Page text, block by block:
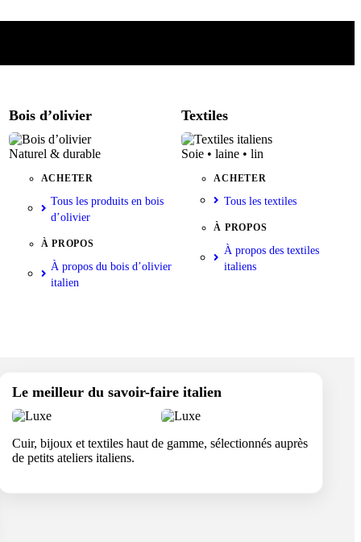
Bois d’olivier
Naturel & durable
ACHETER
Tous les produits en bois
d’olivier
À PROPOS
À propos du bois d’olivier
italien
Textiles
Soie • laine • lin
ACHETER
Tous les textiles
À PROPOS
À propos des textiles
italiens
Le meilleur du savoir-faire italien
Cuir, bijoux et textiles haut de gamme, sélectionnés auprès
de petits ateliers italiens.